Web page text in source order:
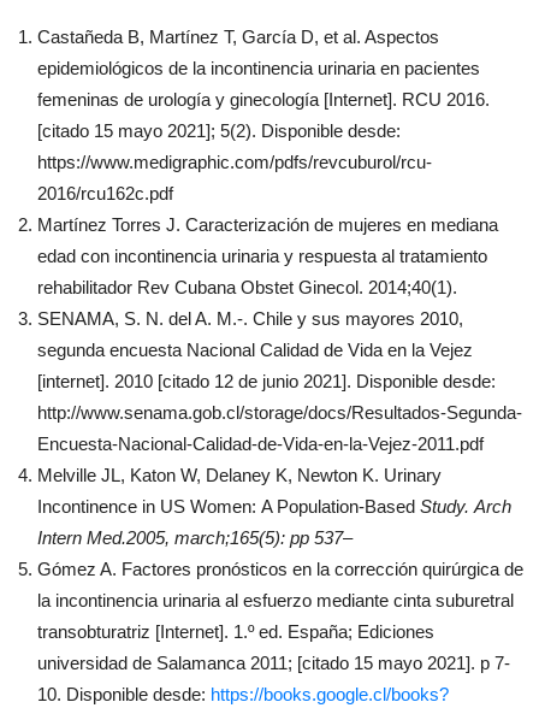
Castañeda B, Martínez T, García D, et al. Aspectos
epidemiológicos de la incontinencia urinaria en pacientes
femeninas de urología y ginecología [Internet]. RCU 2016.
[citado 15 mayo 2021]; 5(2). Disponible desde:
https://www.medigraphic.com/pdfs/revcuburol/rcu-
2016/rcu162c.pdf
Martínez Torres J. Caracterización de mujeres en mediana
edad con incontinencia urinaria y respuesta al tratamiento
rehabilitador Rev Cubana Obstet Ginecol. 2014;40(1).
SENAMA, S. N. del A. M.-. Chile y sus mayores 2010,
segunda encuesta Nacional Calidad de Vida en la Vejez
[internet]. 2010 [citado 12 de junio 2021]. Disponible desde:
http://www.senama.gob.cl/storage/docs/Resultados-Segunda-
Encuesta-Nacional-Calidad-de-Vida-en-la-Vejez-2011.pdf
Melville JL, Katon W, Delaney K, Newton K. Urinary
Incontinence in US Women: A Population-Based Study. Arch
Intern Med.2005, march;165(5): pp 537–
Gómez A. Factores pronósticos en la corrección quirúrgica de
la incontinencia urinaria al esfuerzo mediante cinta suburetral
transobturatriz [Internet]. 1.º ed. España; Ediciones
universidad de Salamanca 2011; [citado 15 mayo 2021]. p 7-
10. Disponible desde: https://books.google.cl/books?